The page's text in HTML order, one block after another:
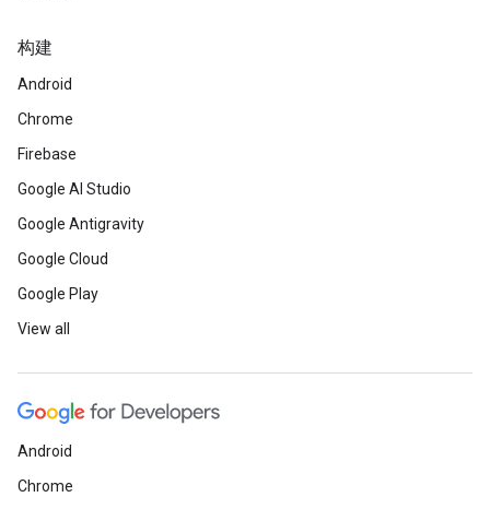
构建
Android
Chrome
Firebase
Google AI Studio
Google Antigravity
Google Cloud
Google Play
View all
Android
Chrome